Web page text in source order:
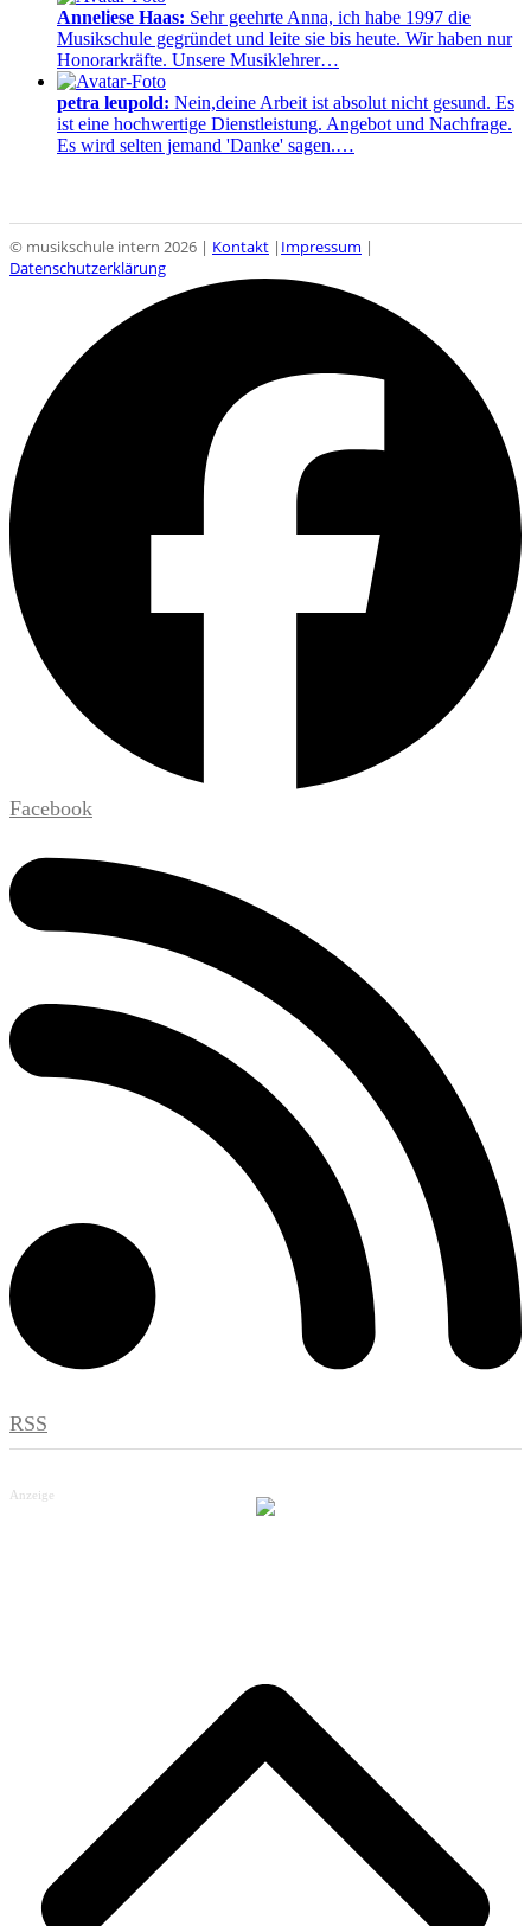
Anneliese Haas: Sehr geehrte Anna, ich habe 1997 die
Musikschule gegründet und leite sie bis heute. Wir haben nur
Honorarkräfte. Unsere Musiklehrer…
petra leupold: Nein,deine Arbeit ist absolut nicht gesund. Es
ist eine hochwertige Dienstleistung. Angebot und Nachfrage.
Es wird selten jemand 'Danke' sagen.…
© musikschule intern 2026 | Kontakt | Impressum |
Datenschutzerklärung
Facebook
RSS
Anzeige